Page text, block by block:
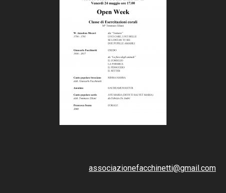
associazionefacchinetti@gmail.com